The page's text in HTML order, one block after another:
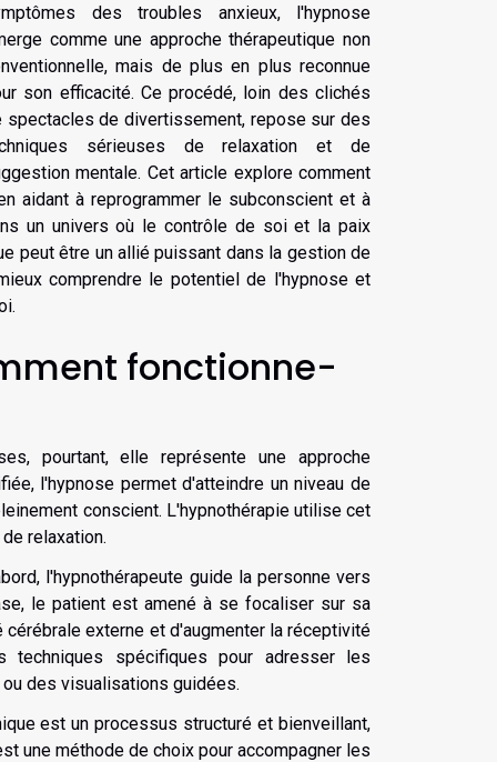
des troubles anxieux, l'hypnose
comme une approche thérapeutique non
mais de plus en plus reconnue
son efficacité. Ce procédé, loin des clichés
spectacles de divertissement, repose sur des
sérieuses de relaxation et de
mentale. Cet article explore comment
aidant à reprogrammer le subconscient et à
un univers où le contrôle de soi et la paix
peut être un allié puissant dans la gestion de
comprendre le potentiel de l'hypnose et
fonctionne-
pourtant, elle représente une approche
l'hypnose permet d'atteindre un niveau de
conscient. L'hypnothérapie utilise cet
relaxation.
l'hypnothérapeute guide la personne vers
le patient est amené à se focaliser sur sa
externe et d'augmenter la réceptivité
techniques spécifiques pour adresser les
des visualisations guidées.
est un processus structuré et bienveillant,
une méthode de choix pour accompagner les